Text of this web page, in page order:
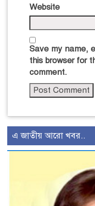
Website
Save my name,
this browser for
comment.
এ জাতীয় আরো খবর..